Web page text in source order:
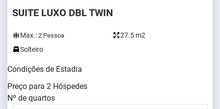
SUITE LUXO DBL TWIN
Max.: 2 Pessoa
27.5 m2
Solteiro
Condições de Estadia
Preço para 2 Hóspedes
Nº de quartos